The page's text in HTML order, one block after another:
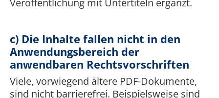
Veröffentlichung mit Untertiteln ergänzt.
c) Die Inhalte fallen nicht in den
Anwendungsbereich der
anwendbaren Rechtsvorschriften
Viele, vorwiegend ältere PDF-Dokumente,
sind nicht barrierefrei. Beispielsweise sind